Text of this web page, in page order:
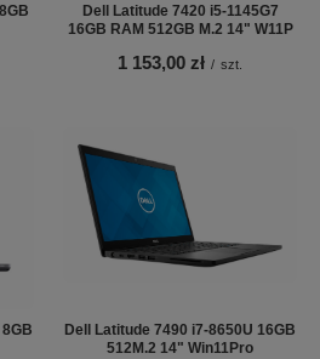
Dell Latitude 7420 i5-1145G7
16GB RAM 512GB M.2 14" W11P
1 153,00 zł / szt.
Dell Latitude 7490 i7-8650U 16GB
512M.2 14" Win11Pro